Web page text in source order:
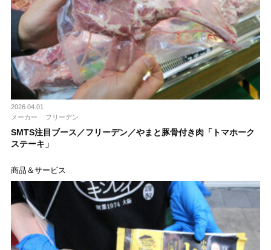
2026.04.01
メーカー
フリーデン
SMTS注目ブース／フリーデン／やまと豚骨付き肉「トマホーク
ステーキ」
商品＆サービス